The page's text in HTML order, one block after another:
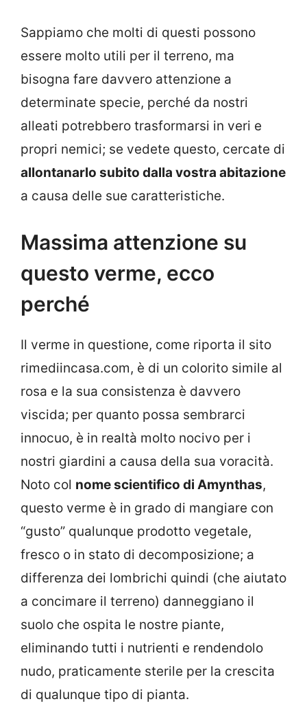
Sappiamo che molti di questi possono
essere molto utili per il terreno, ma
bisogna fare davvero attenzione a
determinate specie, perché da nostri
alleati potrebbero trasformarsi in veri e
propri nemici; se vedete questo, cercate di
allontanarlo subito dalla vostra abitazione
a causa delle sue caratteristiche.
Massima attenzione su
questo verme, ecco
perché
Il verme in questione, come riporta il sito
rimediincasa.com, è di un colorito simile al
rosa e la sua consistenza è davvero
viscida; per quanto possa sembrarci
innocuo, è in realtà molto nocivo per i
nostri giardini a causa della sua voracità.
Noto col nome scientifico di Amynthas,
questo verme è in grado di mangiare con
“gusto” qualunque prodotto vegetale,
fresco o in stato di decomposizione; a
differenza dei lombrichi quindi (che aiutato
a concimare il terreno) danneggiano il
suolo che ospita le nostre piante,
eliminando tutti i nutrienti e rendendolo
nudo, praticamente sterile per la crescita
di qualunque tipo di pianta.